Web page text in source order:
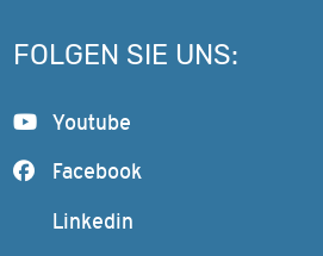
FOLGEN SIE UNS:
Youtube
Facebook
Linkedin